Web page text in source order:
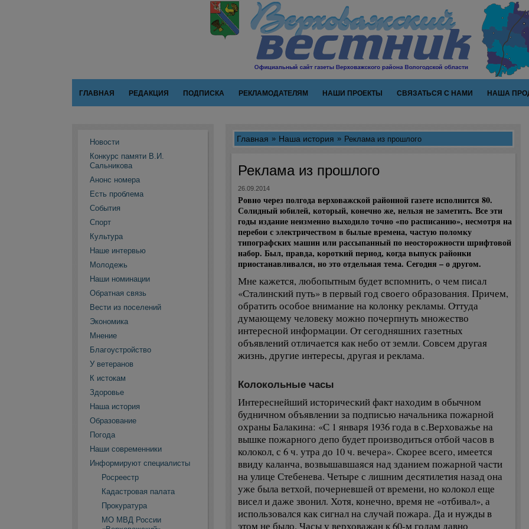
ГЛАВНАЯ РЕДАКЦИЯ ПОДПИСКА РЕКЛАМОДАТЕЛЯМ НАШИ ПРОЕКТЫ СВЯЗАТЬСЯ С НАМИ НАША
Новости
Конкурс памяти В.И.
Сальникова
Анонс номера
Есть проблема
События
Спорт
Культура
Наше интервью
Молодежь
Наши номинации
Обратная связь
Вести из поселений
Экономика
Мнение
Благоустройство
У ветеранов
К истокам
Здоровье
Наша история
Образование
Погода
Наши современники
Информируют специалисты
Росреестр
Кадастровая палата
Прокуратура
МО МВД России
Главная Наша история Реклама из прошлого
Реклама из прошлого
26.09.2014
Ровно через полгода верховажской районной газете исполнится 80.
Солидный юбилей, который, конечно же, нельзя не заметить. Все эти
годы издание неизменно выходило точно «по расписанию», несмотря на
перебои с электричеством в былые времена, частую поломку
типографских машин или рассыпанный по неосторожности шрифтовой
набор. Был, правда, короткий период, когда выпуск районки
приостанавливался, но это отдельная тема. Сегодня – о другом.
Мне кажется, любопытным будет вспомнить, о чем писал
«Сталинский путь» в первый год своего образования. Причем,
обратить особое внимание на колонку рекламы. Оттуда
думающему человеку можно почерпнуть множество
интересной информации. От сегодняшних газетных
объявлений отличается как небо от земли. Совсем другая
жизнь, другие интересы, другая и реклама.
Колокольные часы
Интереснейший исторический факт находим в обычном
будничном объявлении за подписью начальника пожарной
охраны Балакина: «С 1 января 1936 года в с.Верховажье на
вышке пожарного депо будет производиться отбой часов в
колокол, с 6 ч. утра до 10 ч. вечера». Скорее всего, имеется
ввиду каланча, возвышавшаяся над зданием пожарной части
на улице Стебенева. Четыре с лишним десятилетия назад она
уже была ветхой, почерневшей от времени, но колокол еще
висел и даже звонил. Хотя, конечно, время не «отбивал», а
использовался как сигнал на случай пожара. Да и нужды в
этом не было. Часы у верховажан к 60-м годам давно